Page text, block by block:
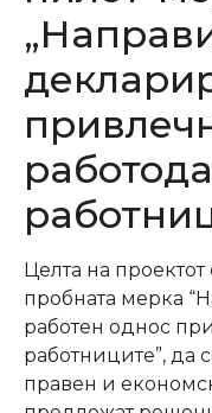
Целта на
пробната мерка
работен однос
работниците”, да
правен и